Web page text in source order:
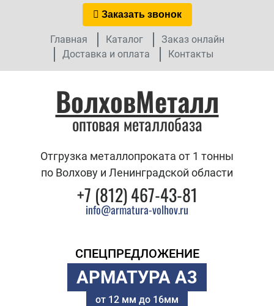
Заказать звонок
Главная Каталог
Заказ онлайн
Доставка и оплата
Контакты
ВолховМеталл
оптовая металлобаза
Отгрузка металлопроката от 1 тонны
по Волхову и Ленинградской области
+7 (812) 467-43-81
info@armatura-volhov.ru
СПЕЦПРЕДЛОЖЕНИЕ
АРМАТУРА А3
от 12 мм до 16мм